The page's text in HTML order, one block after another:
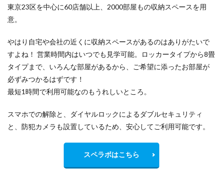
東京23区を中心に60店舗以上、2000部屋もの収納スペースを用
意。
やはり自宅や会社の近くに収納スペースがあるのはありがたいで
すよね！ 営業時間内はいつでも見学可能。ロッカータイプから8畳
タイプまで、いろんな部屋があるから、ご希望に添ったお部屋が
必ずみつかるはずです！
最短1時間で利用可能なのもうれしいところ。
スマホでの解除と、ダイヤルロックによるダブルセキュリティ
と、防犯カメラも設置しているため、安心してご利用可能です。
スペラボはこちら